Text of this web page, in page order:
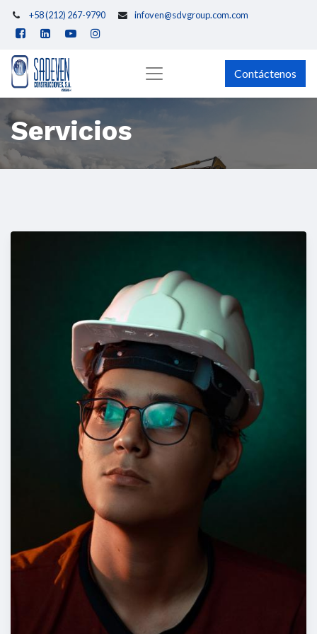
+58 (212) 267-9790 infoven@sdvgroup.com.com
Contáctenos
Servicios